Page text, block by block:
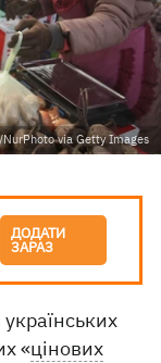
NurPhoto via Getty Images
ДОДАТИ
ЗАРАЗ
«цінових